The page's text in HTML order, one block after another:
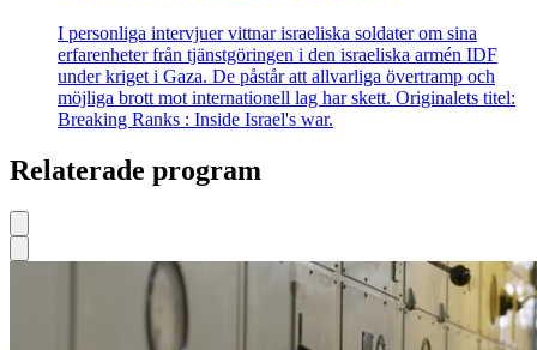
I personliga intervjuer vittnar israeliska soldater om sina
erfarenheter från tjänstgöringen i den israeliska armén IDF
under kriget i Gaza. De påstår att allvarliga övertramp och
möjliga brott mot internationell lag har skett. Originalets titel:
Breaking Ranks : Inside Israel's war.
Relaterade program